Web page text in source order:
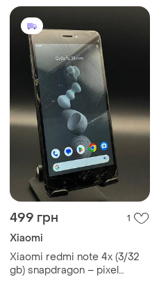
499 грн 1
Xiaomi
Xiaomi redmi note 4x (3/32
gb) snapdragon – pixel